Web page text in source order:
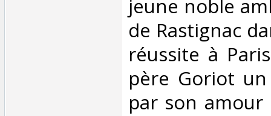
jeune noble
de Rastignac
réussite à
père Goriot
par son amour